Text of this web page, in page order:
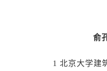
俞
1 北京大学建